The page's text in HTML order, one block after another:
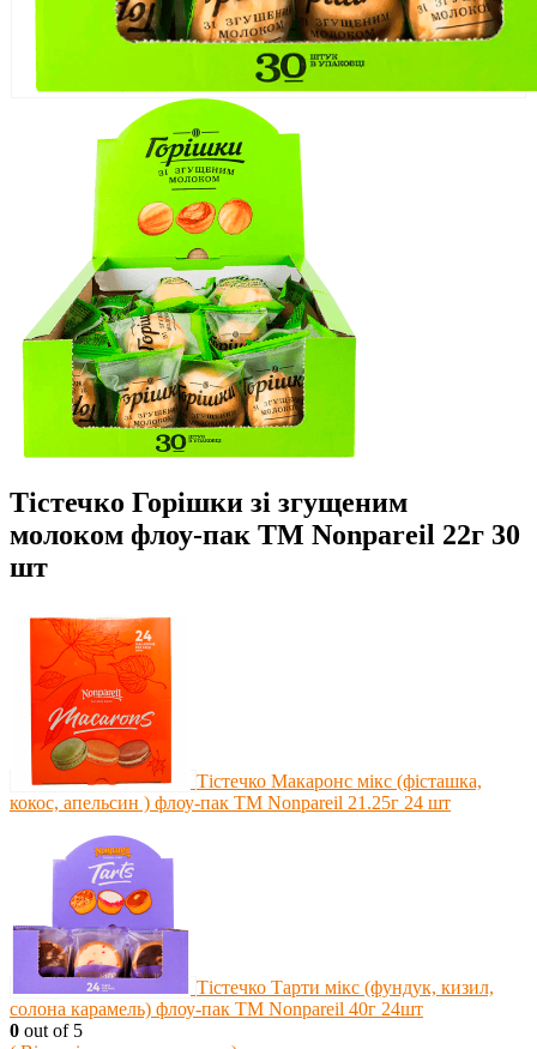
Тістечко Горішки зі згущеним
молоком флоу-пак ТМ Nonpareil 22г 30
шт
Тістечко Макаронс мікс (фісташка,
кокос, апельсин ) флоу-пак ТМ Nonpareil 21.25г 24 шт
Тістечко Тарти мікс (фундук, кизил,
солона карамель) флоу-пак ТМ Nonpareil 40г 24шт
0 out of 5